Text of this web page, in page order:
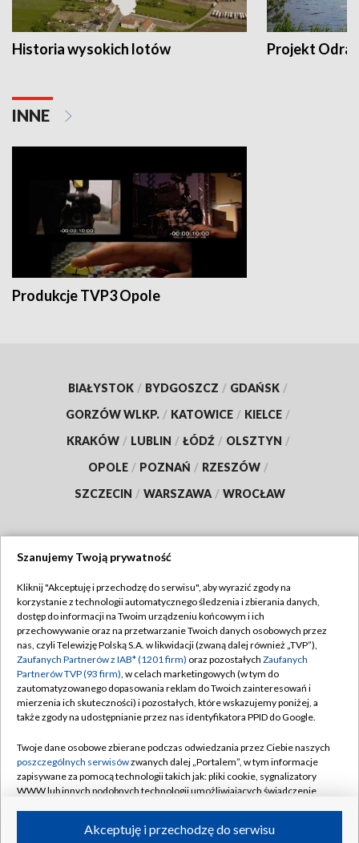
Historia wysokich lotów Projekt Odra
INNE
Produkcje TVP3 Opole
BIAŁYSTOK / BYDGOSZCZ / GDAŃSK /
GORZÓW WLKP. / KATOWICE / KIELCE /
KRAKÓW / LUBLIN / ŁÓDŹ / OLSZTYN /
OPOLE / POZNAŃ / RZESZÓW /
SZCZECIN / WARSZAWA / WROCŁAW
TVP
Abonament TVP
Emisja w TVP
Centrum informacji TVP
Naziemna Telewizja Cyfrowa
Rada Programowa
System NOS
Informacje o nadawcy
Program dla prasy
Regulamin TVP
Polityka prywatności
Moje zgody
Pomoc
Kontakt
Kanały
Szanujemy Twoją prywatność
Kliknij "Akceptuję i przechodzę do serwisu", aby wyrazić zgody na
korzystanie z technologii automatycznego śledzenia i zbierania danych,
dostęp do informacji na Twoim urządzeniu końcowym i ich
przechowywanie oraz na przetwarzanie Twoich danych osobowych przez
nas, czyli Telewizję Polską S.A. w likwidacji (zwaną dalej również „TVP”),
Zaufanych Partnerów z IAB* (1201 firm) oraz pozostałych Zaufanych
Partnerów TVP (93 firm), w celach marketingowych (w tym do
zautomatyzowanego dopasowania reklam do Twoich zainteresowań i
mierzenia ich skuteczności) i pozostałych, które wskazujemy poniżej, a
także zgody na udostępnianie przez nas identyfikatora PPID do Google.
Twoje dane osobowe zbierane podczas odwiedzania przez Ciebie naszych
poszczególnych serwisówzwanych dalej „Portalem”, w tym informacje
zapisywane za pomocą technologii takich jak: pliki cookie, sygnalizatory
WWW lub innych podobnych technologii umożliwiających świadczenie
ruchu w Internecie.Akceptuję i przechodzę do serwisu